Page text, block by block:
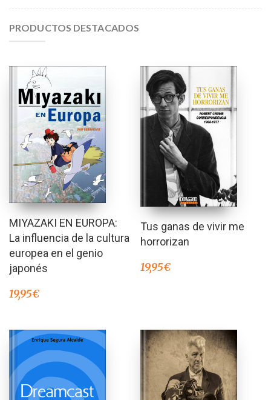
PRODUCTOS DESTACADOS
MIYAZAKI EN EUROPA:
La influencia de la cultura
europea en el genio
japonés
19,95€
Tus ganas de vivir me
horrorizan
19,95€